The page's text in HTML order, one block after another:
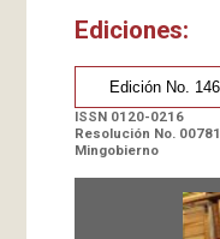
Ediciones:
ISSN 0120-0216
Resolución No. 00781
Mingobierno